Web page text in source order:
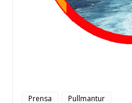
Prensa Pullmantur